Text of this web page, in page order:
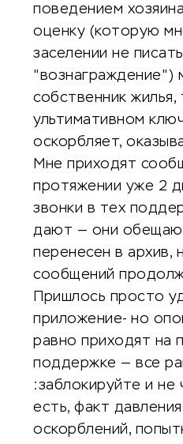
поведением
оценку (которую
заселении не
"вознаграждение")
собственник жилья,
ультимативном
оскорбляет,
Мне приходят
протяжении уже 2
звонки в тех
дают — они
перенесен в архив,
сообщений
Пришлось просто
приложение- но
равно приходят на
поддержке — все
:заблокируйте и не
есть, факт
оскорблений,